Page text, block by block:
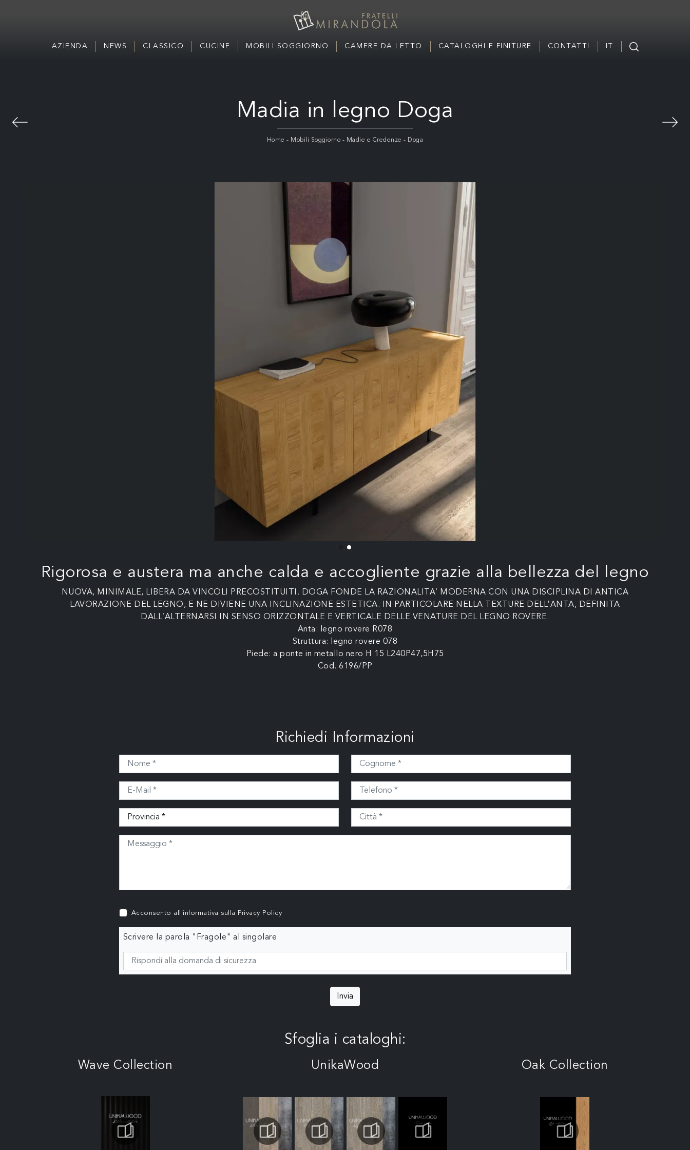
AZIENDA NEWS CLASSICO CUCINE MOBILI SOGGIORNO CAMERE DA LETTO CATALOGHI E FINITURE CONTATTI
Madia in legno Doga
Home - Mobili Soggiorno - Madie e Credenze - Doga
Rigorosa e austera ma anche calda e accogliente grazie alla bellezza del legno
NUOVA, MINIMALE, LIBERA DA VINCOLI PRECOSTITUITI. DOGA FONDE LA RAZIONALITA’ MODERNA CON UNA DISCIPLINA DI ANTICA
LAVORAZIONE DEL LEGNO, E NE DIVIENE UNA INCLINAZIONE ESTETICA. IN PARTICOLARE NELLA TEXTURE DELL’ANTA, DEFINITA
DALL’ALTERNARSI IN SENSO ORIZZONTALE E VERTICALE DELLE VENATURE DEL LEGNO ROVERE.
Anta: legno rovere R078
Struttura: legno rovere 078
Piede: a ponte in metallo nero H 15 L240P47,5H75
Cod. 6196/PP
Richiedi Informazioni
Acconsento all'informativa sulla Privacy Policy
Scrivere la parola "Fragole" al singolare
Invia
Sfoglia i cataloghi:
Wave Collection UnikaWood Oak Collection